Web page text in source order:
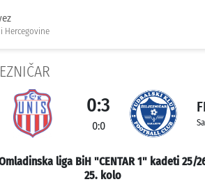
Hercegovine
0:3
0:0
liga BiH "CENTAR 1" kadeti 25/
25. kolo